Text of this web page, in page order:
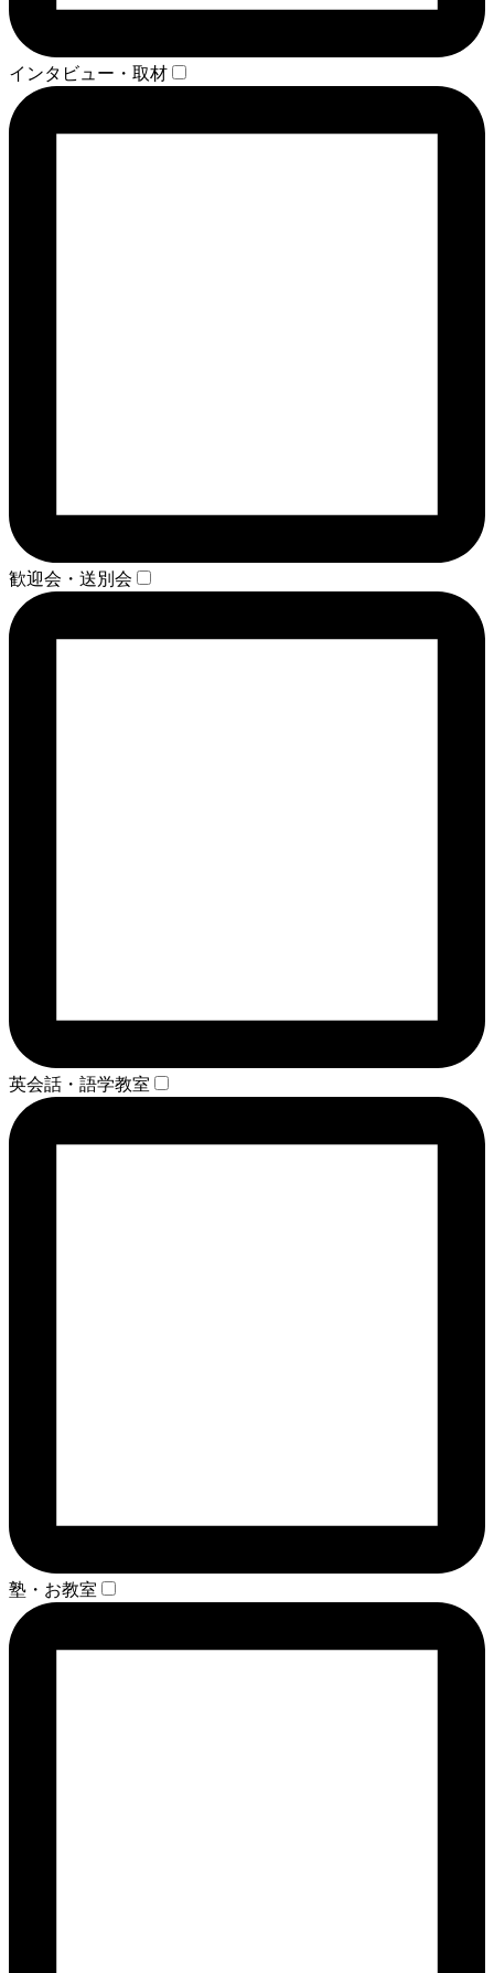
インタビュー・取材
歓迎会・送別会
英会話・語学教室
塾・お教室